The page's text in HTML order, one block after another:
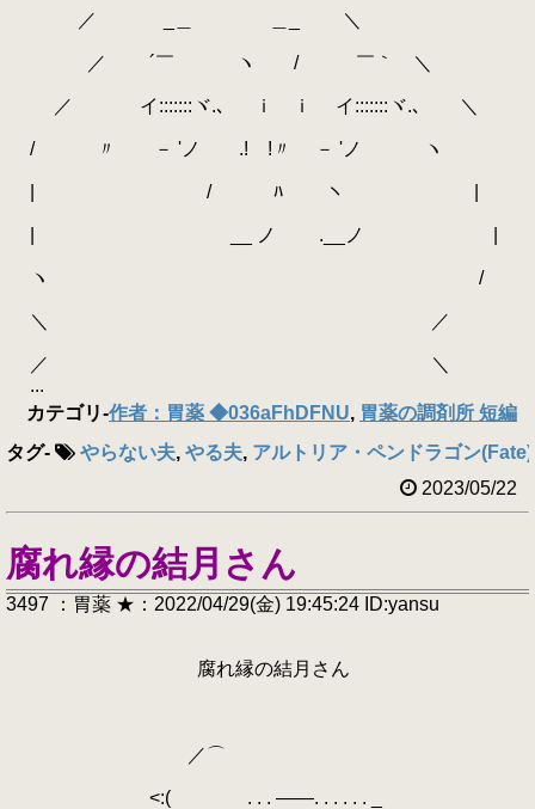
／ _＿ ＿_ ＼
／ ´￣ ヽ / ￣｀ ＼
／ イ:::::::ヾ.､ ｉ ｉ イ:::::::ヾ.､ ＼
/ 〃 ゝ－ 'ノ .! !〃 ゝ－ 'ノ ヽ
| / ﾊ ヽ |
| ゝ __ ノ ゝ.__ノ |
ヽ /
＼ ／
／ ＼
...
カテゴリ-作者：胃薬 ◆036aFhDFNU, 胃薬の調剤所 短編
タグ- やらない夫, やる夫, アルトリア・ペンドラゴン(Fate)
2023/05/22
腐れ縁の結月さん
3497 ：胃薬 ★：2022/04/29(金) 19:45:24 ID:yansu
腐れ縁の結月さん
／⌒
<:( . . . ――. . . . . . _